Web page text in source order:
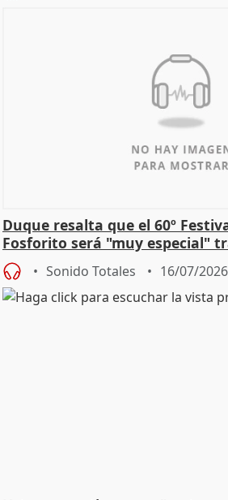
Duque resalta que el 60º
Fosforito será "muy especial"
Sonido Totales 16/07/2026